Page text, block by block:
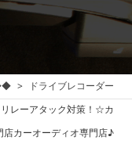
ドライブレコーダー
リレーアタック対策！☆カ
店カーオーディオ専門店♪